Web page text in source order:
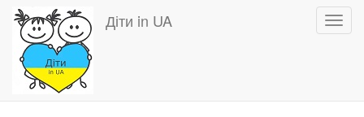
Перейти
основного
вмісту
Діти in UA